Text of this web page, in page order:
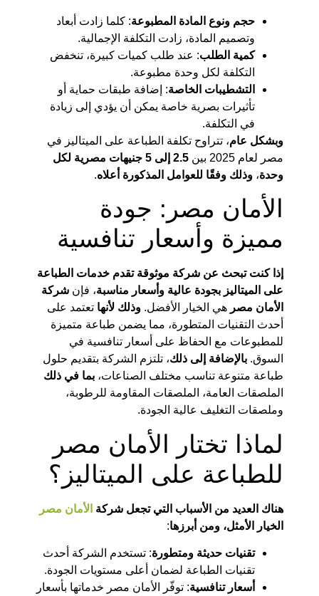
حجم ونوع المادة المطبوعة: كلما زادت أبعاد
وتصميم المادة، زادت التكلفة الإجمالية.
كمية الطلب: عند طلب كميات كبيرة، تنخفض
التكلفة لكل وحدة مطبوعة.
التشطيبات الخاصة: إضافة طبقات حماية أو
تأثيرات بصرية خاصة يمكن أن يؤدي إلى زيادة
في التكلفة.
وبشكل عام، تتراوح تكلفة الطباعة على الميتاليز في
مصر لعام 2025 بين
2.5 إلى 5 جنيهات مصرية لكل
وحدة، وذلك وفقًا للعوامل المذكورة أعلاه.
الأمان مصر: جودة
مميزة وأسعار تنافسية
إذا كنت تبحث عن شركة موثوقة تقدم خدمات الطباعة
على الميتاليز بجودة عالية وأسعار مناسبة، فإن شركة
الأمان مصر هي الخيار الأفضل. وذلك لأنها تعتمد على
أحدث التقنيات المتطورة، مما يضمن طباعة متميزة
للمطبوعات مع الحفاظ على أسعار تنافسية في
السوق. بالإضافة إلى ذلك، تلتزم الشركة بتقديم حلول
طباعة متنوعة تناسب مختلف الصناعات، بما في ذلك
الملصقات العامة، الملصقات المقاومة للرطوبة،
وملصقات التغليف عالية الجودة.
لماذا تختار الأمان مصر
للطباعة على الميتاليز؟
هناك العديد من الأسباب التي تجعل شركة الأمان مصر
الخيار الأمثل، ومن أبرزها:
تقنيات حديثة ومتطورة: تستخدم الشركة أحدث
تقنيات الطباعة لضمان أعلى مستويات الجودة.
أسعار تنافسية: توفّر الأمان مصر خدماتها بأسعار